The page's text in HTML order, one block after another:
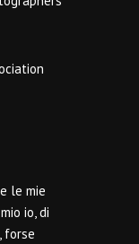
le mie
io, di
forse